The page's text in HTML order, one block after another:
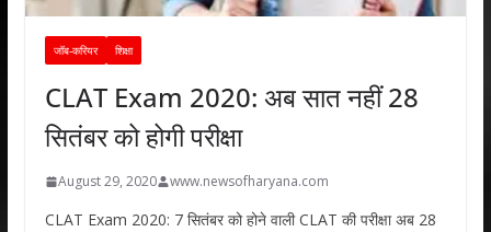
जॉब-करियर शिक्षा
CLAT Exam 2020: अब सात नहीं 28
सितंबर को होगी परीक्षा
August 29, 2020 www.newsofharyana.com
CLAT Exam 2020: 7 सितंबर को होने वाली CLAT की परीक्षा अब 28